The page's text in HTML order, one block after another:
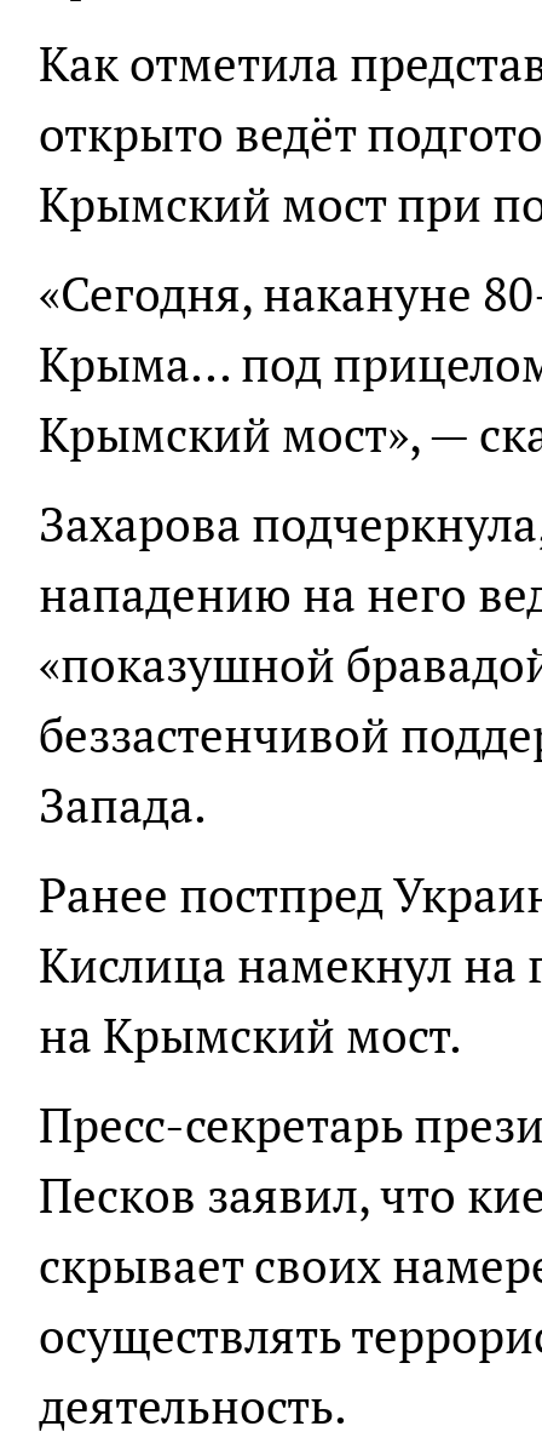
Как отметила
открыто ведёт
Крымский мост при
«Сегодня, накануне
Крыма... под
Крымский мост», —
Захарова
нападению на него
«показушной
беззастенчивой
Запада.
Ранее постпред
Кислица намекнул на
на Крымский мост.
Пресс-секретарь
Песков заявил, что
скрывает своих
осуществлять
деятельность.